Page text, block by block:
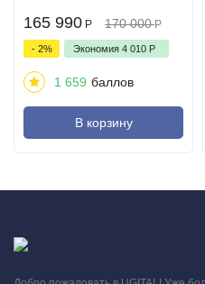
Элегантная камера с двойным
Получите профессиональные
165 990 Р 170 000 Р
- 2% Экономия 4 010 Р
1 659 баллов
В корзину